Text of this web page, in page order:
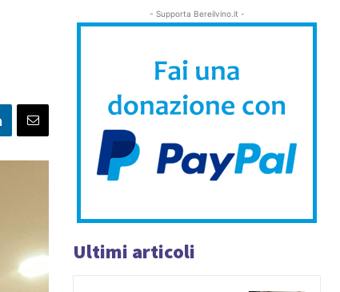
- Supporta Bereilvino.it -
Ultimi articoli